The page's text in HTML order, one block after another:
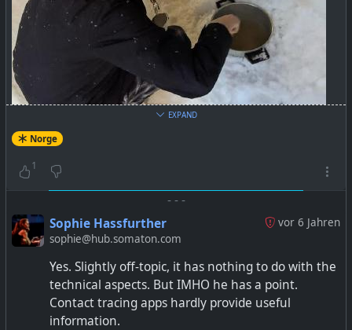
Our newest invention: Tandem cross country skiing 😆
Fordi "Security by obscurity" tydeligvis er gyldig på en
knøttliten app i 2020??? - petterroea/Smittestopp-
dekompilert
EXPAND
Norge
1
- - -
vor 6 Jahren
Sophie Hassfurther
sophie@hub.somaton.com
Yes. Slightly off-topic, it has nothing to do with the
technical aspects. But IMHO he has a point.
Contact tracing apps hardly provide useful
information.